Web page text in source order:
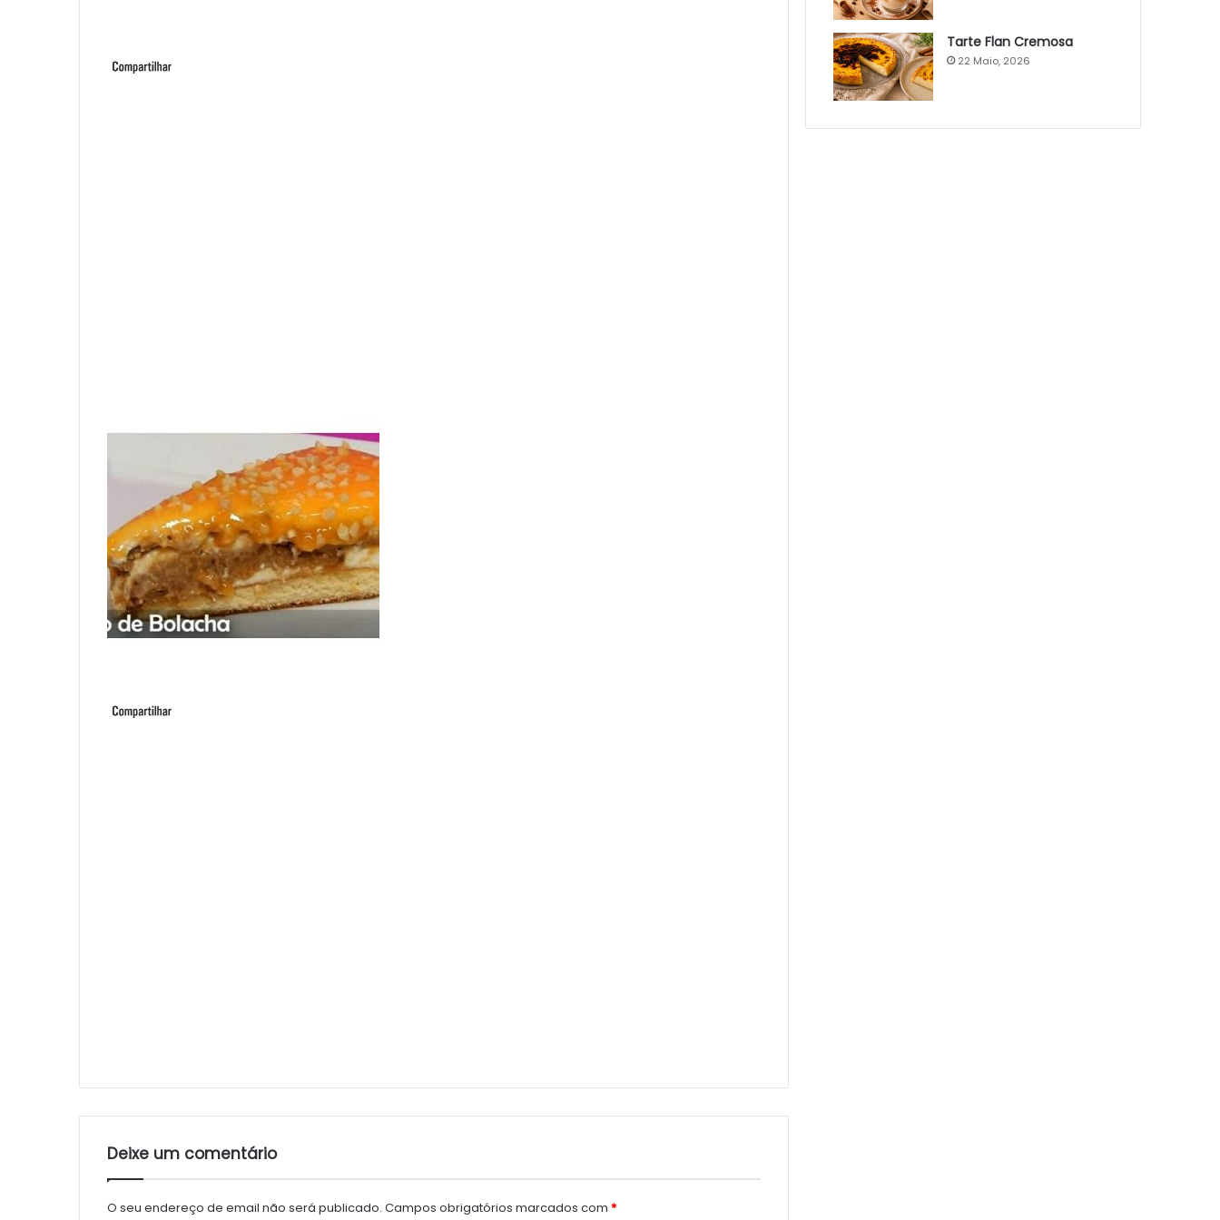
Deixe um comentário
O seu endereço de email não será publicado. Campos obrigatórios marcados com *
Tarte Flan Cremosa
22 Maio, 2026